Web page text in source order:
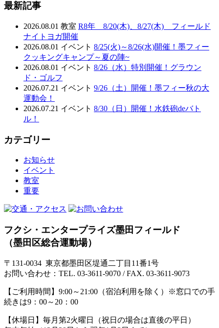
最新記事
2026.08.01 教室 R8年 8/20(木)、8/27(木) フィールド
ナイトヨガ開催
2026.08.01 イベント 8/25(火)～8/26(水)開催！墨フィー
クッキングキャンプ～夏の陣~
2026.08.01 イベント 8/26（水）特別開催！グラウン
ド・ゴルフ
2026.07.21 イベント 9/26（土）開催！墨フィー秋の大
運動会！
2026.07.21 イベント 8/30（日）開催！水鉄砲deバト
ル！
カテゴリー
お知らせ
イベント
教室
重要
フクシ・エンタープライズ墨田フィールド
（墨田区総合運動場）
〒131-0034 東京都墨田区堤通二丁目11番1号
お問い合わせ：TEL. 03-3611-9070 / FAX. 03-3611-9073
【ご利用時間】 9:00～21:00（宿泊利用を除く）※窓口での手
続きは9：00～20：00
【休場日】 毎月第2火曜日（祝日の場合は直後の平日）